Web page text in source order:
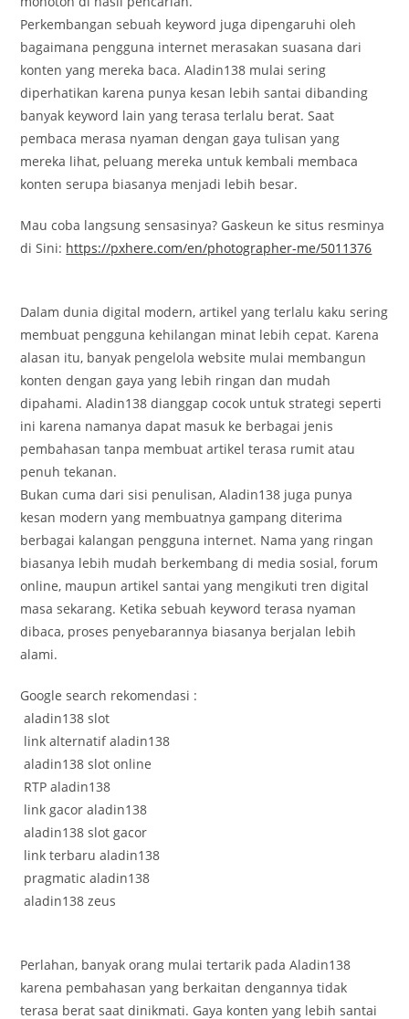
Perkembangan sebuah keyword juga dipengaruhi oleh
bagaimana pengguna internet merasakan suasana dari
konten yang mereka baca. Aladin138 mulai sering
diperhatikan karena punya kesan lebih santai dibanding
banyak keyword lain yang terasa terlalu berat. Saat
pembaca merasa nyaman dengan gaya tulisan yang
mereka lihat, peluang mereka untuk kembali membaca
konten serupa biasanya menjadi lebih besar.
Mau coba langsung sensasinya? Gaskeun ke situs resminya
di Sini: https://pxhere.com/en/photographer-me/5011376
Dalam dunia digital modern, artikel yang terlalu kaku sering
membuat pengguna kehilangan minat lebih cepat. Karena
alasan itu, banyak pengelola website mulai membangun
konten dengan gaya yang lebih ringan dan mudah
dipahami. Aladin138 dianggap cocok untuk strategi seperti
ini karena namanya dapat masuk ke berbagai jenis
pembahasan tanpa membuat artikel terasa rumit atau
penuh tekanan.
Bukan cuma dari sisi penulisan, Aladin138 juga punya
kesan modern yang membuatnya gampang diterima
berbagai kalangan pengguna internet. Nama yang ringan
biasanya lebih mudah berkembang di media sosial, forum
online, maupun artikel santai yang mengikuti tren digital
masa sekarang. Ketika sebuah keyword terasa nyaman
dibaca, proses penyebarannya biasanya berjalan lebih
alami.
Google search rekomendasi :
aladin138 slot
link alternatif aladin138
aladin138 slot online
RTP aladin138
link gacor aladin138
aladin138 slot gacor
link terbaru aladin138
pragmatic aladin138
aladin138 zeus
Perlahan, banyak orang mulai tertarik pada Aladin138
karena pembahasan yang berkaitan dengannya tidak
terasa berat saat dinikmati. Gaya konten yang lebih santai